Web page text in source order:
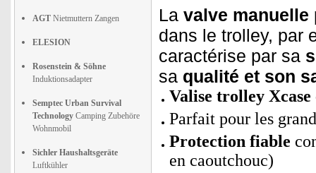
AGT Nietmuttern Zangen
ELESION
Rosenstein & Söhne
Induktionsadapter
Semptec Urban Survival
Technology Camping Zubehöre
Wohnmobil
Sichler Haushaltsgeräte
Luftkühler
La valve manuelle
dans le trolley, par
caractérise par sa
sa qualité et son
Valise trolley
Parfait pour les
Protection fiable
en caoutchouc)